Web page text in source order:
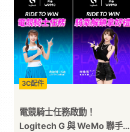
｜
動
漫
二
3C配件
電競騎士任務啟動！
Logitech G 與 WeMo 聯手打